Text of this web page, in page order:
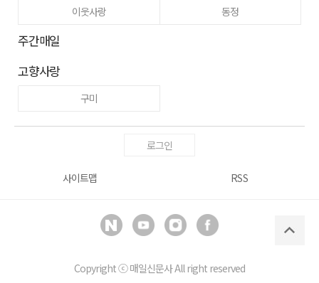
이웃사랑
동정
주간매일
고향사랑
구미
로그인
사이트맵 RSS
Copyright ⓒ매일신문사All right reserved